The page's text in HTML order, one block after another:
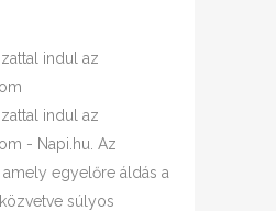
indul az
indul az
- Napi.hu. Az
egyelőre áldás a
súlyos